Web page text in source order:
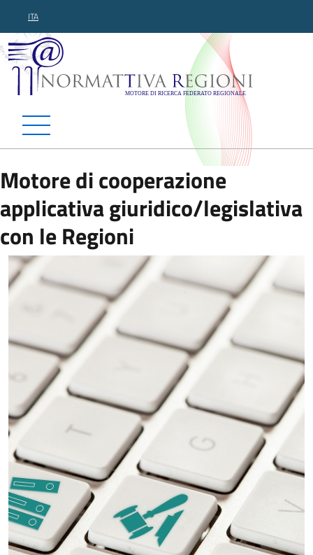
ITA
Normattiva Regioni -
Motore di cooperazione
applicativa giuridico/legislativa
con le Regioni